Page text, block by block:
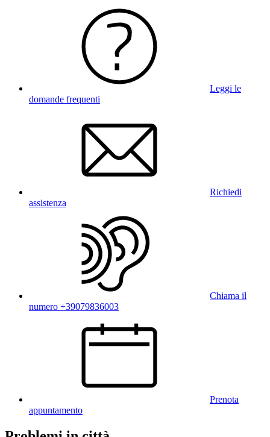
Leggi le
domande frequenti
Richiedi
assistenza
Chiama il
numero +39079836003
Prenota
appuntamento